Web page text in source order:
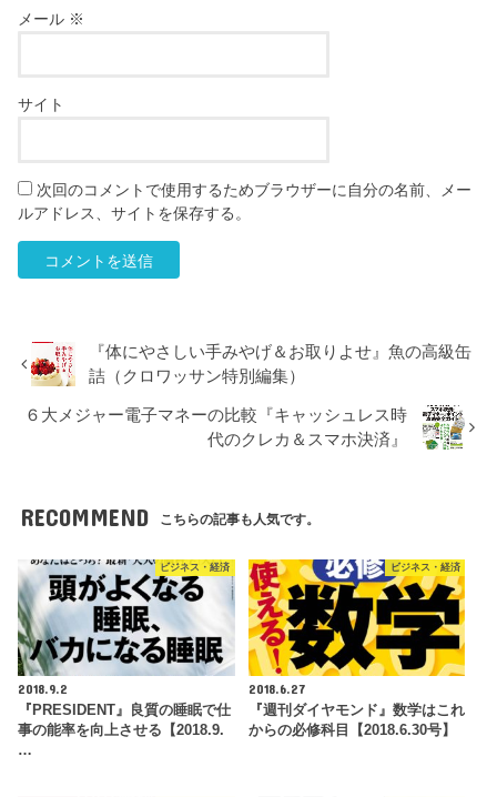
メール ※
サイト
次回のコメントで使用するためブラウザーに自分の名前、メー
ルアドレス、サイトを保存する。
『体にやさしい手みやげ＆お取りよせ』魚の高級缶
詰（クロワッサン特別編集）
６大メジャー電子マネーの比較『キャッシュレス時
代のクレカ＆スマホ決済』
RECOMMEND こちらの記事も人気です。
ビジネス・経済
2018.9.2
『PRESIDENT』良質の睡眠で仕
事の能率を向上させる【2018.9.
…
ビジネス・経済
2018.6.27
『週刊ダイヤモンド』数学はこれ
からの必修科目【2018.6.30号】